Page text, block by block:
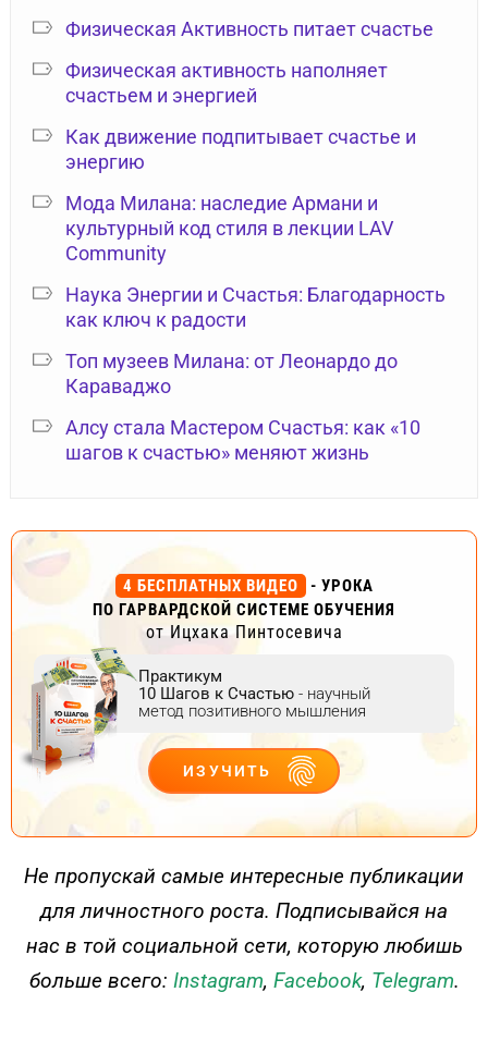
Физическая Активность питает счастье
Физическая активность наполняет
счастьем и энергией
Как движение подпитывает счастье и
энергию
Мода Милана: наследие Армани и
культурный код стиля в лекции LAV
Community
Наука Энергии и Счастья: Благодарность
как ключ к радости
Топ музеев Милана: от Леонардо до
Караваджо
Алсу стала Мастером Счастья: как «10
шагов к счастью» меняют жизнь
4 БЕСПЛАТНЫХ ВИДЕО
- УРОКА
ПО ГАРВАРДСКОЙ СИСТЕМЕ ОБУЧЕНИЯ
от Ицхака Пинтосевича
Практикум
10 Шагов к Счастью - научный
метод позитивного мышления
ИЗУЧИТЬ
ДЕЙСТВУЙ
Не пропускай самые интересные публикации
для личностного роста. Подписывайся на
нас в той социальной сети, которую любишь
больше всего: Instagram, Facebook, Telegram.